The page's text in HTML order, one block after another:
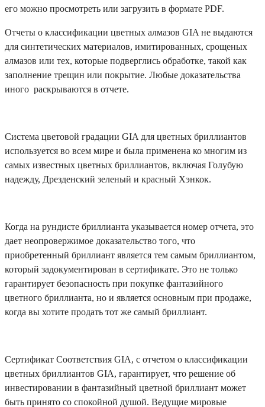
его можно просмотреть или загрузить в формате PDF.
Отчеты о классификации цветных алмазов GIA не выдаются
для синтетических материалов, имитированных, срощеных
алмазов или тех, которые подверглись обработке, такой как
заполнение трещин или покрытие. Любые доказательства
иного раскрываются в отчете.
Система цветовой градации GIA для цветных бриллиантов
используется во всем мире и была применена ко многим из
самых известных цветных бриллиантов, включая Голубую
надежду, Дрезденский зеленый и красный Хэнкок.
Когда на рундисте бриллианта указывается номер отчета, это
дает неопровержимое доказательство того, что
приобретенный бриллиант является тем самым бриллиантом,
который задокументирован в сертификате. Это не только
гарантирует безопасность при покупке фантазийного
цветного бриллианта, но и является основным при продаже,
когда вы хотите продать тот же самый бриллиант.
Сертификат Соответствия GIA, с отчетом о классификации
цветных бриллиантов GIA, гарантирует, что решение об
инвестировании в фантазийный цветной бриллиант может
быть принято со спокойной душой. Ведущие мировые